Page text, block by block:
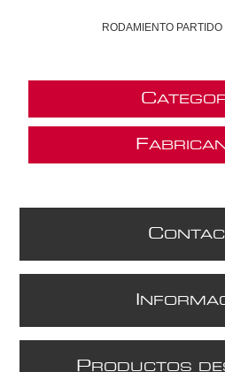
RODAMIENTO
C
F
C
PRODUCTOS